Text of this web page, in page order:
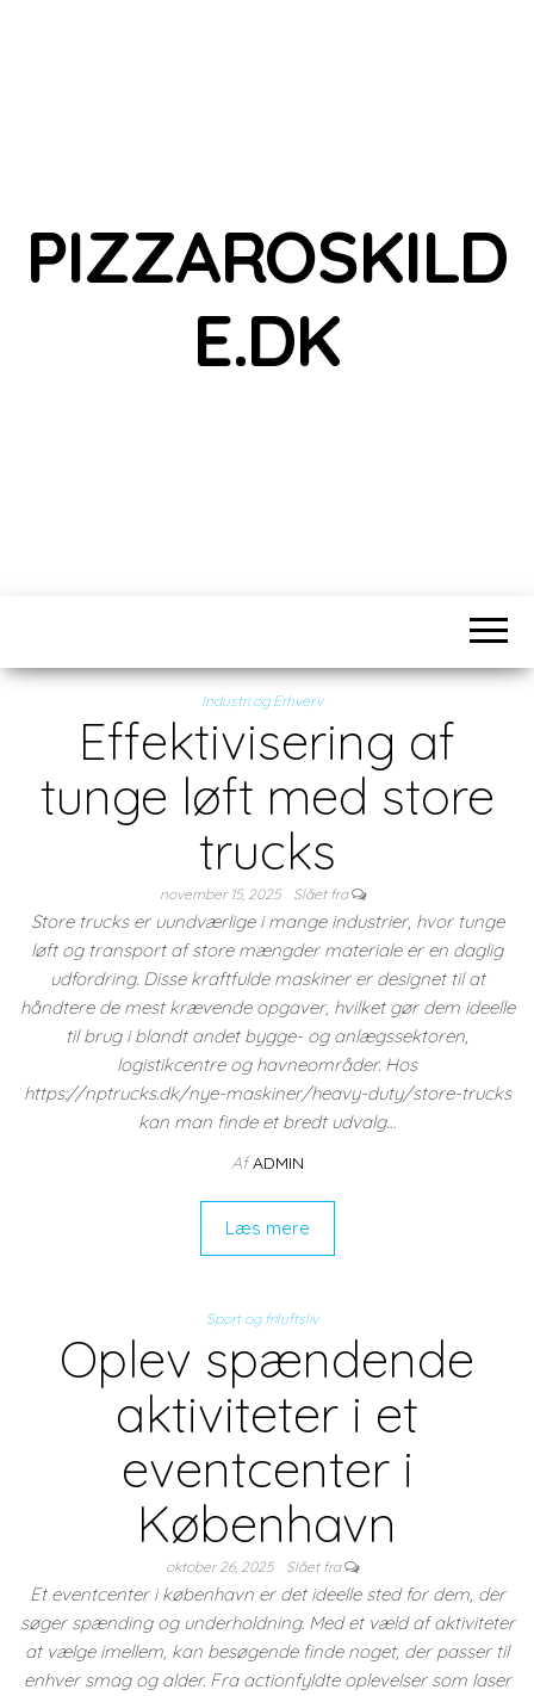
PIZZAROSKILD
E.DK
Industri og Erhverv
Effektivisering af
tunge løft med store
trucks
november 15, 2025 Slået fra
Store trucks er uundværlige i mange industrier, hvor tunge
løft og transport af store mængder materiale er en daglig
udfordring. Disse kraftfulde maskiner er designet til at
håndtere de mest krævende opgaver, hvilket gør dem ideelle
til brug i blandt andet bygge- og anlægssektoren,
logistikcentre og havneområder. Hos
https://nptrucks.dk/nye-maskiner/heavy-duty/store-trucks
kan man finde et bredt udvalg…
Af ADMIN
Læs mere
Sport og friluftsliv
Oplev spændende
aktiviteter i et
eventcenter i
København
oktober 26, 2025 Slået fra
Et eventcenter i københavn er det ideelle sted for dem, der
søger spænding og underholdning. Med et væld af aktiviteter
at vælge imellem, kan besøgende finde noget, der passer til
enhver smag og alder. Fra actionfyldte oplevelser som laser